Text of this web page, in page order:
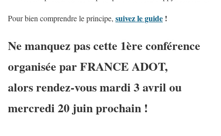
Pour bien comprendre le principe, suivez le guide !
Ne manquez pas cette 1ère conférence
organisée par FRANCE ADOT,
alors rendez-vous mardi 3 avril ou
mercredi 20 juin prochain !